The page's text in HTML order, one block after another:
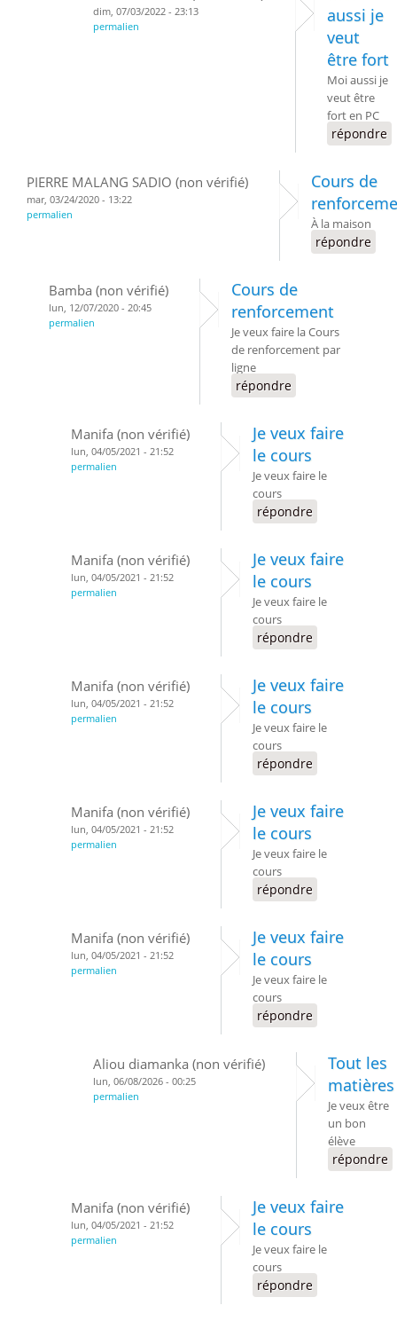
dim, 07/03/2022 - 23:13
permalien
aussi je
veut
être fort
Moi aussi je
veut être
fort en PC
répondre
PIERRE MALANG SADIO (non vérifié)
mar, 03/24/2020 - 13:22
permalien
Cours de
À la maison
répondre
Bamba (non vérifié)
lun, 12/07/2020 - 20:45
permalien
Cours de
renforcement
Je veux faire la Cours
de renforcement par
ligne
répondre
Manifa (non vérifié)
lun, 04/05/2021 - 21:52
permalien
Je veux faire
le cours
Je veux faire le
cours
répondre
Manifa (non vérifié)
lun, 04/05/2021 - 21:52
permalien
Je veux faire
le cours
Je veux faire le
cours
répondre
Manifa (non vérifié)
lun, 04/05/2021 - 21:52
permalien
Je veux faire
le cours
Je veux faire le
cours
répondre
Manifa (non vérifié)
lun, 04/05/2021 - 21:52
permalien
Je veux faire
le cours
Je veux faire le
cours
répondre
Manifa (non vérifié)
lun, 04/05/2021 - 21:52
permalien
Je veux faire
le cours
Je veux faire le
cours
répondre
Aliou diamanka (non vérifié)
lun, 06/08/2026 - 00:25
permalien
Tout les
matières
Je veux être
un bon
élève
répondre
Manifa (non vérifié)
lun, 04/05/2021 - 21:52
permalien
Je veux faire
le cours
Je veux faire le
cours
répondre